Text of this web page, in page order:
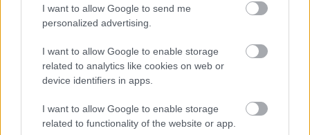
I want to allow Google to send me
personalized advertising.
I want to allow Google to enable storage
related to analytics like cookies on web or
device identifiers in apps.
I want to allow Google to enable storage
related to functionality of the website or app.
Urządzenia
SMARTFONY
TABLETY
WEARABLE